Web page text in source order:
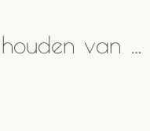
van …